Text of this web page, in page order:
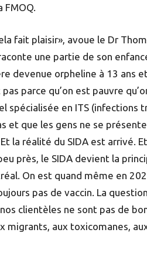
fait plaisir», avoue le Dr
une partie de son
devenue orpheline à 13 ans
parce qu’on est pauvre
spécialisée en ITS
et que les gens ne se
la réalité du SIDA est arrivé.
près, le SIDA devient la
On est quand même en
pas de vaccin. La
clientèles ne sont pas de
migrants, aux toxicomanes,